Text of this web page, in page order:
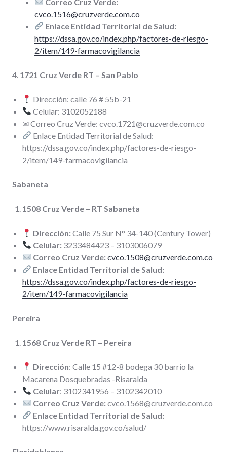
cvco.1516@cruzverde.com.co
Enlace Entidad Territorial de Salud:
https://dssa.gov.co/index.php/factores-de-riesgo-
2/item/149-farmacovigilancia
4. 1721 Cruz Verde RT – San Pablo
Dirección: calle 76 # 55b-21
Celular: 3102052188
✉ Correo Cruz Verde: cvco.1721@cruzverde.com.co
Enlace Entidad Territorial de Salud:
https://dssa.gov.co/index.php/factores-de-riesgo-
2/item/149-farmacovigilancia
Sabaneta
1508 Cruz Verde – RT Sabaneta
Dirección:Calle 75 Sur N° 34-140 (Century Tower)
Celular: 3233484423 – 3103006079
Correo Cruz Verde:cvco.1508@cruzverde.com.co
Enlace Entidad Territorial de Salud:
https://dssa.gov.co/index.php/factores-de-riesgo-
2/item/149-farmacovigilancia
Pereira
1568 Cruz Verde RT – Pereira
Dirección: Calle 15 #12-8 bodega 30 barrio la
Macarena Dosquebradas -Risaralda
Celular: 3102341956 – 3102342010
Correo Cruz Verde:cvco.1568@cruzverde.com.co
Enlace Entidad Territorial de Salud:
https://www.risaralda.gov.co/salud/